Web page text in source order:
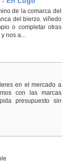
de la comarca del
del bierzo. viñedo
o completar otras
nos a...
en el mercado a
con las marcas
presupuesto sin